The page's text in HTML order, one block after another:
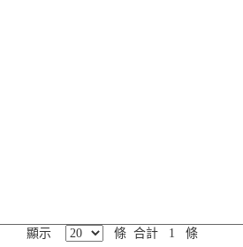
顯示 條 合計 1 條